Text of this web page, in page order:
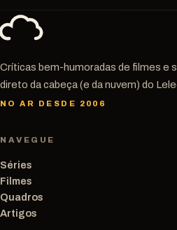
Críticas bem-humoradas de filmes e
direto da cabeça (e da nuvem) do
NO AR DESDE 2006
NAVEGUE
Séries
Filmes
Quadros
Artigos